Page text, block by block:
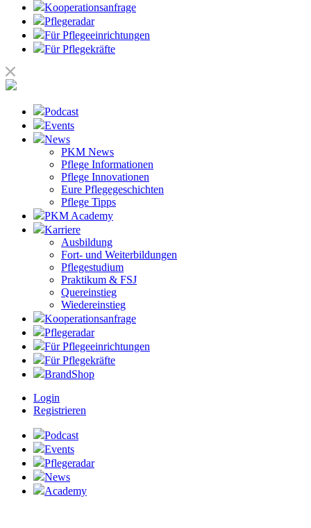
Kooperationsanfrage
Pflegeradar
Für Pflegeeinrichtungen
Für Pflegekräfte
Podcast
Events
News
PKM News
Pflege Informationen
Pflege Innovationen
Eure Pflegegeschichten
Pflege Tipps
PKM Academy
Karriere
Ausbildung
Fort- und Weiterbildungen
Pflegestudium
Praktikum & FSJ
Quereinstieg
Wiedereinstieg
Kooperationsanfrage
Pflegeradar
Für Pflegeeinrichtungen
Für Pflegekräfte
BrandShop
Login
Registrieren
Podcast
Events
Pflegeradar
News
Academy